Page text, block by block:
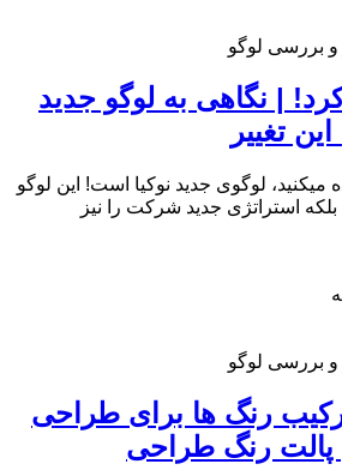
بررسی لوگو
کرد! | نگاهی به لوگو جدید
تغییر
لوگوی جدید نوکیا است! این لوگو
بلکه استراتژی جدید شرکت را نیز
بررسی لوگو
رنگ ها برای طراحی
پالت رنگ طراحی